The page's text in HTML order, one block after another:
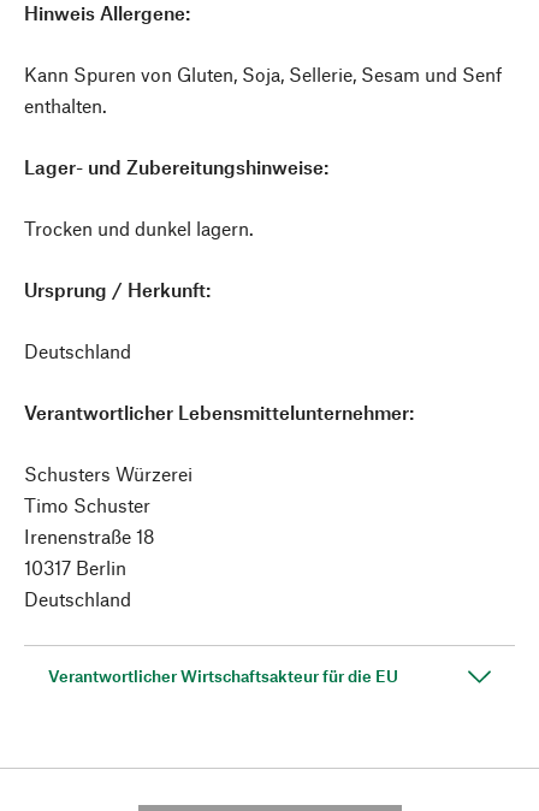
Hinweis Allergene:
Kann Spuren von Gluten, Soja, Sellerie, Sesam und Senf
enthalten.
Lager- und Zubereitungshinweise:
Trocken und dunkel lagern.
Ursprung / Herkunft:
Deutschland
Verantwortlicher Lebensmittelunternehmer:
Schusters Würzerei
Timo Schuster
Irenenstraße 18
10317 Berlin
Deutschland
Verantwortlicher Wirtschaftsakteur für die EU